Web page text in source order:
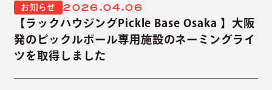
お知らせ 2026.04.06
【ラックハウジングPickle Base Osaka 】大阪
発のピックルボール専用施設のネーミングライ
ツを取得しました